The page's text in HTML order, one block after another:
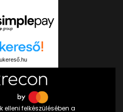
felkészülésében a